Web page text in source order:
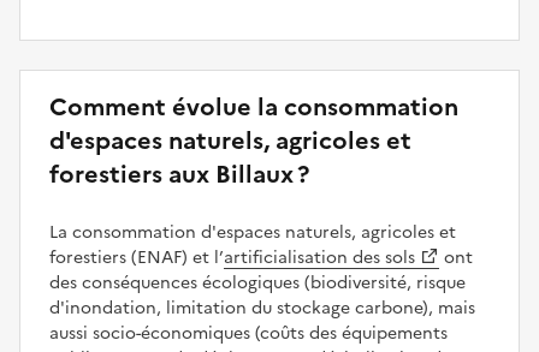
Comment évolue la consommation
d'espaces naturels, agricoles et
forestiers aux Billaux ?
La consommation d'espaces naturels, agricoles et
forestiers (ENAF) et l’artificialisation des sols
ont
des conséquences écologiques (biodiversité, risque
d'inondation, limitation du stockage carbone), mais
aussi socio-économiques (coûts des équipements